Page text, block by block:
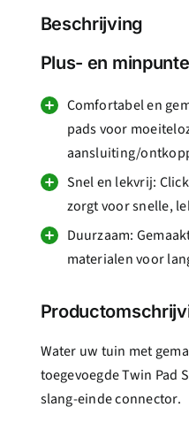
Beschrijving
Plus- en
Comfortabel en
pads voor
aansluiting/
Snel en lekvrij:
zorgt voor snelle,
Duurzaam:
materialen voor
Water uw tuin met
toegevoegde Twin Pad
slang-einde connector.